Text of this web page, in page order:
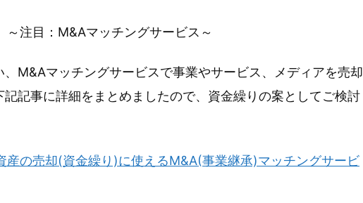
～注目：M&Aマッチングサービス～
M&Aマッチングサービスで事業やサービス、メディアを売却
記事に詳細をまとめましたので、資金繰りの案としてご検討
の売却(資金繰り)に使えるM&A(事業継承)マッチングサービ